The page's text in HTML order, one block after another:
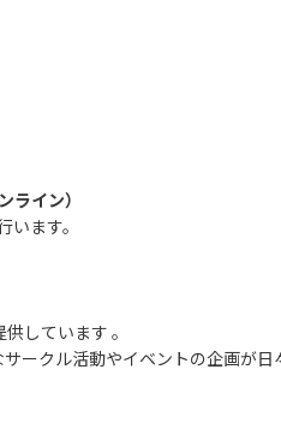
イン）
ます。
しています 。
ークル活動やイベントの企画が日